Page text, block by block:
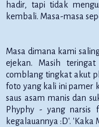
hadir, tapi tidak
kembali. Masa-masa
Masa dimana kami
ejekan. Masih
comblang tingkat akut
foto yang kali ini pamer
saus asam manis dan
Phyphy - yang narsis
kegalauannya :D'. 'Kaka